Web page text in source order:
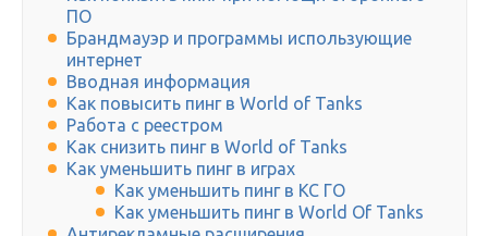
ПО
Брандмауэр и программы использующие
интернет
Вводная информация
Как повысить пинг в World of Tanks
Работа с реестром
Как снизить пинг в World of Tanks
Как уменьшить пинг в играх
Как уменьшить пинг в КС ГО
Как уменьшить пинг в World Of Tanks